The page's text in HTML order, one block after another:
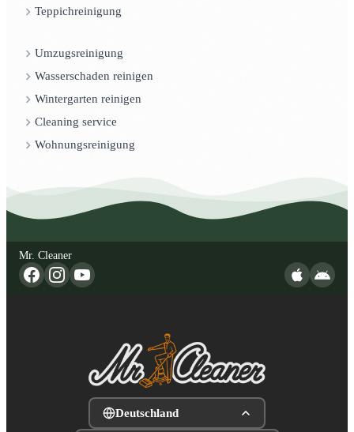
Teppichreinigung
Umzugsreinigung
Wasserschaden reinigen
Wintergarten reinigen
Cleaning service
Wohnungsreinigung
Mr. Cleaner
Deutschland